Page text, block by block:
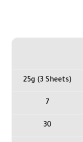
25g (3 Sheets)
7
30